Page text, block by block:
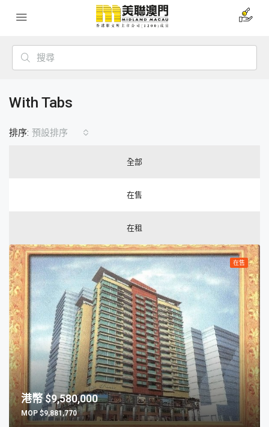
With Tabs
全部
在售
在租
排序: 預設排序
在售
$9,580,000
$9,881,770